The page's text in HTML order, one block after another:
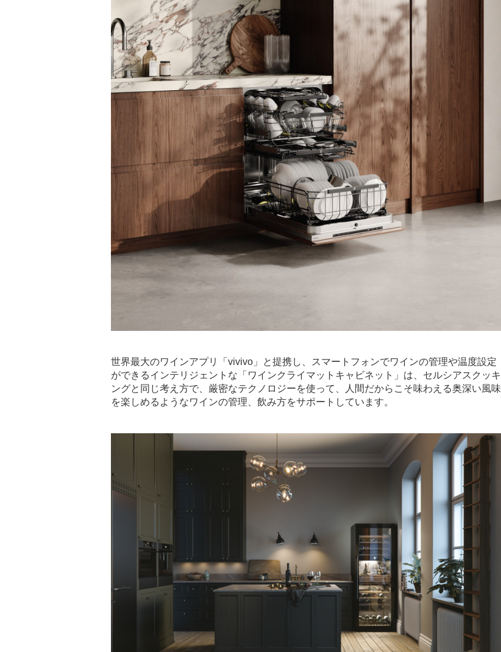
世界最大のワインアプリ「vivivo」と提携し、スマートフォンでワインの管理や温度設定
ができるインテリジェントな「ワインクライマットキャビネット」は、セルシアスクッキ
ングと同じ考え方で、厳密なテクノロジーを使って、人間だからこそ味わえる奥深い風味
を楽しめるようなワインの管理、飲み方をサポートしています。